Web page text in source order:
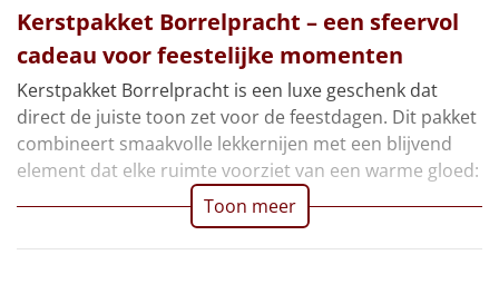
Alle artikelen
Overige
Ideeën
Doe het zelf
Kerstpakket Borrelpracht – een sfeervol
cadeau voor feestelijke momenten
Kerstpakket Borrelpracht is een luxe geschenk dat
direct de juiste toon zet voor de feestdagen. Dit pakket
combineert smaakvolle lekkernijen met een blijvend
element dat elke ruimte voorziet van een warme gloed:
Toon meer